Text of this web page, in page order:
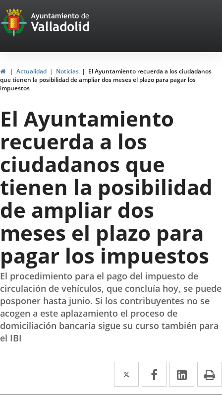
Portal
Web
del
Ayuntamiento
de
Valladolid
InicioActualidad Noticias
El Ayuntamiento recuerda a los ciudadanos
que tienen la posibilidad de ampliar dos meses el plazo para pagar los
impuestos
El Ayuntamiento
recuerda a los
ciudadanos que
tienen la posibilidad
de ampliar dos
meses el plazo para
pagar los impuestos
El procedimiento para el pago del impuesto de
circulación de vehículos, que concluía hoy, se puede
posponer hasta junio. Si los contribuyentes no se
acogen a este aplazamiento el proceso de
domiciliación bancaria sigue su curso también para
el IBI
Twitter
Enlace
a
Facebook
Enlace
a
Enlace
a